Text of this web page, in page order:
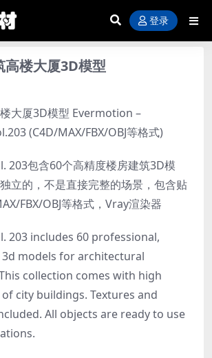
登录
高楼大厦3D模型
大厦3D模型 Evermotion –
(C4D/MAX/FBX/OBJ等格式)
203包含60个高精度楼房建筑3D模
立的，不是直接完整的场景，包含贴
FBX/OBJ等格式，Vray渲染器
203 includes 60 professional,
models for architectural
collection comes with high
city buildings. Textures and
All objects are ready to use